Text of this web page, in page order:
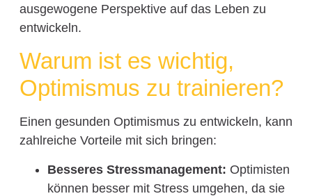
ausgewogene Perspektive auf das Leben zu
entwickeln.
Warum ist es wichtig,
Optimismus zu trainieren?
Einen gesunden Optimismus zu entwickeln, kann
zahlreiche Vorteile mit sich bringen:
Besseres Stressmanagement: Optimisten
können besser mit Stress umgehen, da sie